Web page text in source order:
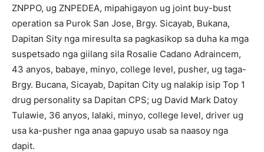
ZNPPO, ug ZNPEDEA, mipahigayon ug joint buy-bust
operation sa Purok San Jose, Brgy. Sicayab, Bukana,
Dapitan Sity nga miresulta sa pagkasikop sa duha ka mga
suspetsado nga giilang sila Rosalie Cadano Adraincem,
43 anyos, babaye, minyo, college level, pusher, ug taga-
Brgy. Bucana, Sicayab, Dapitan City ug nalakip isip Top 1
drug personality sa Dapitan CPS; ug David Mark Datoy
Tulawie, 36 anyos, lalaki, minyo, college level, driver ug
usa ka-pusher nga anaa gapuyo usab sa naasoy nga
dapit.